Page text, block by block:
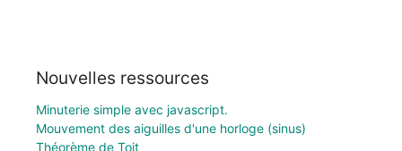
Nouvelles ressources
Minuterie simple avec javascript.
Mouvement des aiguilles d'une horloge (sinus)
Théorème de Toit